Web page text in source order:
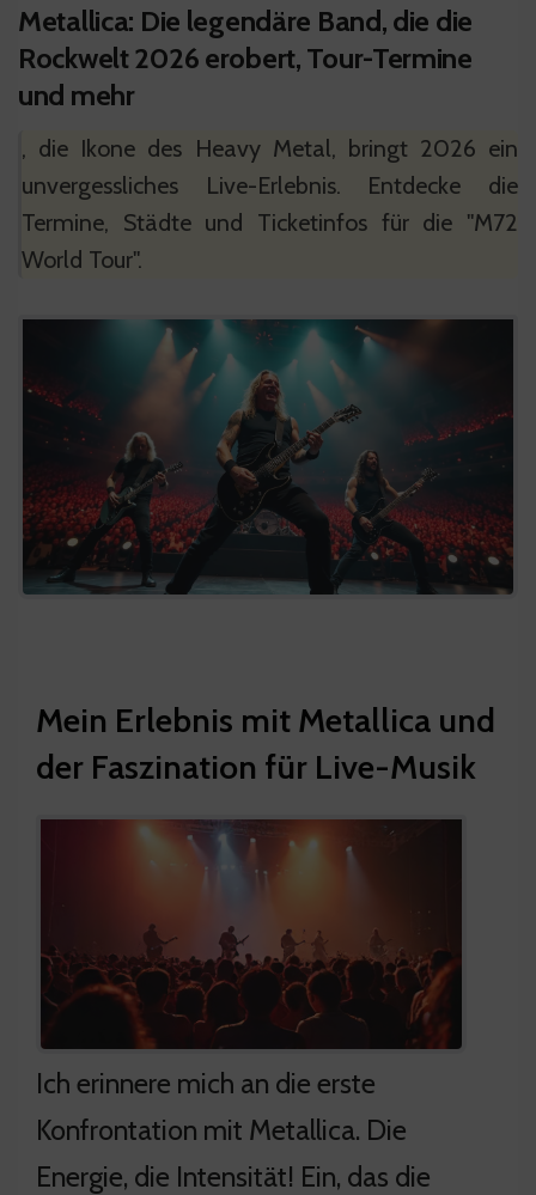
Metallica: Die legendäre Band, die die
Rockwelt 2026 erobert, Tour-Termine
und mehr
, die Ikone des Heavy Metal, bringt 2026 ein
unvergessliches Live-Erlebnis. Entdecke die
Termine, Städte und Ticketinfos für die "M72
World Tour".
Mein Erlebnis mit Metallica und
der Faszination für Live-Musik
Ich erinnere mich an die erste
Konfrontation mit Metallica. Die
Energie, die Intensität! Ein, das die